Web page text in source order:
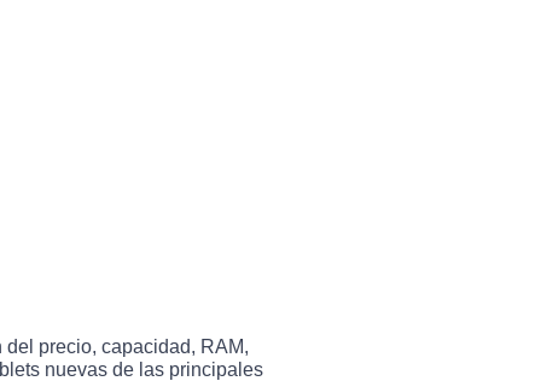
precio, capacidad, RAM,
nuevas de las principales